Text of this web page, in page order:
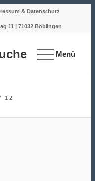
& Datenschutz
11 | 71032 Böblingen
Menü
1 2
/